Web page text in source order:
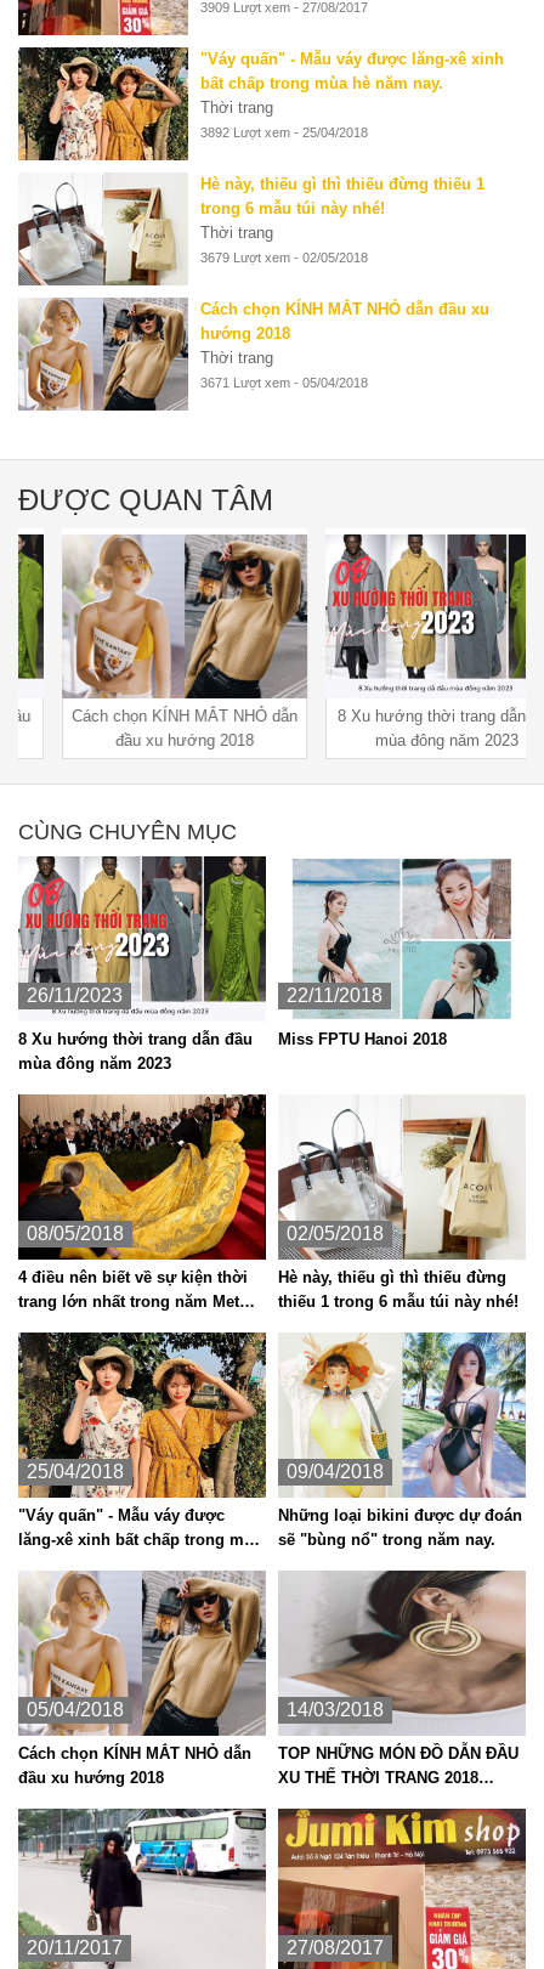
3909 Lượt xem - 27/08/2017
"Váy quấn" - Mẫu váy được lăng-xê xinh
bất chấp trong mùa hè năm nay.
Thời trang
3892 Lượt xem - 25/04/2018
Hè này, thiếu gì thì thiếu đừng thiếu 1
trong 6 mẫu túi này nhé!
Thời trang
3679 Lượt xem - 02/05/2018
Cách chọn KÍNH MẮT NHỎ dẫn đầu xu
hướng 2018
Thời trang
3671 Lượt xem - 05/04/2018
ĐƯỢC QUAN TÂM
Cách chọn KÍNH MẮT NHỎ dẫn
đầu xu hướng 2018
8 Xu hướng thời trang dẫn đầu
mùa đông năm 2023
CÙNG CHUYÊN MỤC
26/11/2023
8 Xu hướng thời trang dẫn đầu
mùa đông năm 2023
22/11/2018
Miss FPTU Hanoi 2018
08/05/2018
4 điều nên biết về sự kiện thời
trang lớn nhất trong năm Met
02/05/2018
Hè này, thiếu gì thì thiếu đừng
thiếu 1 trong 6 mẫu túi này nhé!
25/04/2018
"Váy quấn" - Mẫu váy được
lăng-xê xinh bất chấp trong mùa
09/04/2018
Những loại bikini được dự đoán
sẽ "bùng nổ" trong năm nay.
05/04/2018
Cách chọn KÍNH MẮT NHỎ dẫn
đầu xu hướng 2018
14/03/2018
TOP NHỮNG MÓN ĐỒ DẪN ĐẦU
XU THẾ THỜI TRANG 2018
20/11/2017 27/08/2017